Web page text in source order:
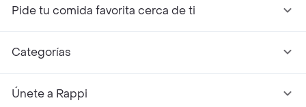
Pide tu comida favorita cerca de ti
Categorías
Únete a Rappi